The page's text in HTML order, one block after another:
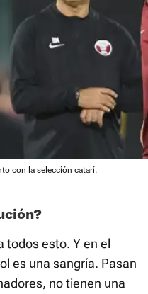
con la selección catarí.
todos esto. Y en el
es una sangría. Pasan
no tienen una